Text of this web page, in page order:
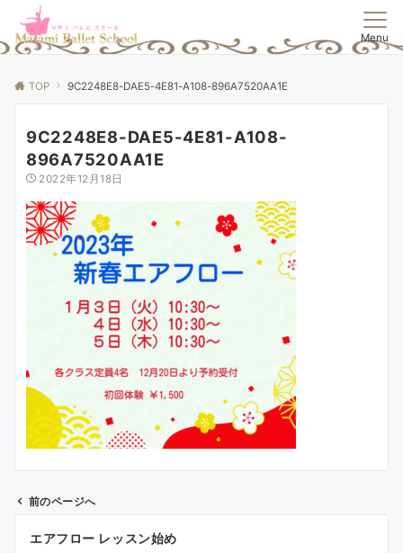
Menu
TOP 9C2248E8-DAE5-4E81-A108-896A7520AA1E
9C2248E8-DAE5-4E81-A108-
896A7520AA1E
2022年12月18日
前のページへ
エアフロー レッスン始め